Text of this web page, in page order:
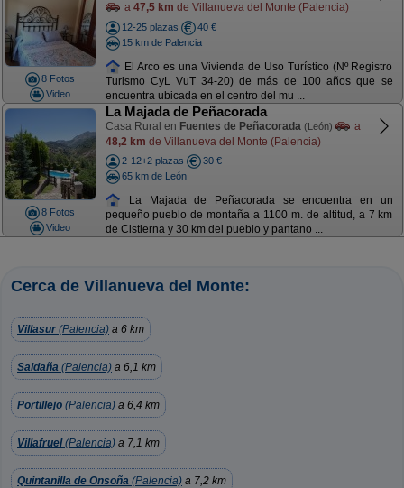
8 Fotos
Video
a 47,5 km de Villanueva del Monte (Palencia)
12-25 plazas
40 €
15 km de Palencia
El Arco es una Vivienda de Uso Turístico (Nº Registro
Turismo CyL VuT 34-20) de más de 100 años que se
encuentra ubicada en el centro del mu ...
8 Fotos
Video
La Majada de Peñacorada
Casa Rural en Fuentes de Peñacorada (León)
a
48,2 km de Villanueva del Monte (Palencia)
2-12+2 plazas
30 €
65 km de León
La Majada de Peñacorada se encuentra en un
pequeño pueblo de montaña a 1100 m. de altitud, a 7 km
de Cistierna y 30 km del pueblo y pantano ...
Cerca de Villanueva del Monte:
Villasur (Palencia) a 6 km
Saldaña (Palencia) a 6,1 km
Portillejo (Palencia) a 6,4 km
Villafruel(Palencia) a 7,1 km
Quintanilla de Onsoña (Palencia) a 7,2 km